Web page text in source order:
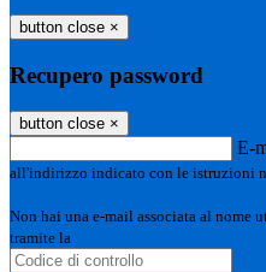
button close ×
Recupero password
button close ×
E-
all'indirizzo indicato con le istruzioni
Non hai una e-mail associata al nome
tramite la